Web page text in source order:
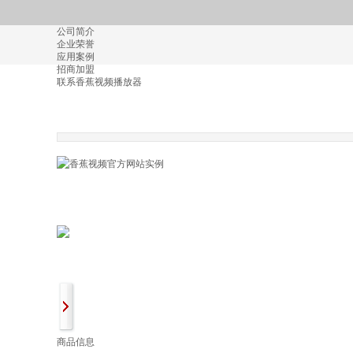
公司简介
企业荣誉
应用案例
招商加盟
联系香蕉视频播放器
商品信息